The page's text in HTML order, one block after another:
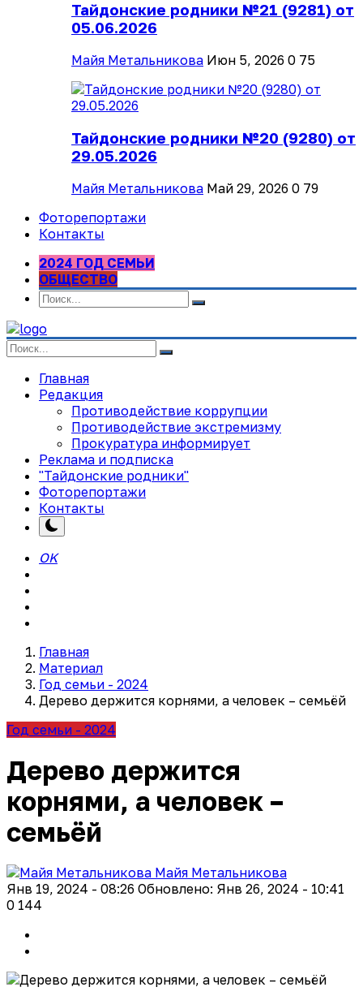
Тайдонские родники №21 (9281) от
05.06.2026
Майя Метальникова Июн 5, 2026 0 75
Тайдонские родники №20 (9280) от
29.05.2026
Майя Метальникова Май 29, 2026 0 79
Фоторепортажи
Контакты
2024 ГОД СЕМЬИ
ОБЩЕСТВО
Главная
Редакция
Противодействие коррупции
Противодействие экстремизму
Прокуратура информирует
Реклама и подписка
"Тайдонские родники"
Фоторепортажи
Контакты
OK
Главная
Материал
Год семьи - 2024
Дерево держится корнями, а человек – семьёй
Год семьи - 2024
Дерево держится
корнями, а человек –
семьёй
Майя Метальникова
Янв 19, 2024 - 08:26 Обновлено: Янв 26, 2024 - 10:41
0 144